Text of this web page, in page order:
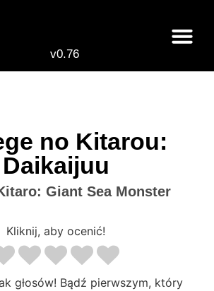
v0.76
no Kitarou:
Daikaijuu
Giant Sea Monster
Kliknij, aby ocenić!
głosów! Bądź pierwszym, który